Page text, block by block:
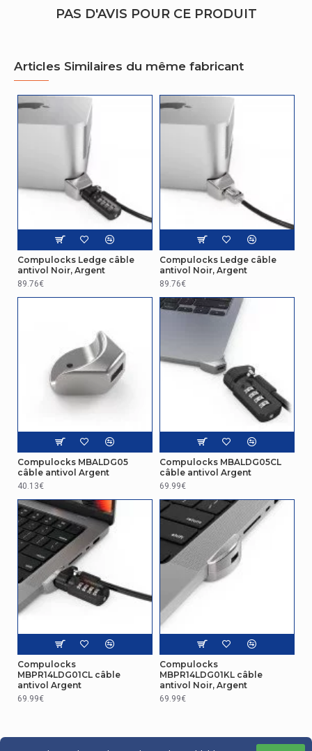
PAS D'AVIS POUR CE PRODUIT
Articles Similaires du même fabricant
Compulocks Ledge câble
antivol Noir, Argent
89.76€
Compulocks Ledge câble
antivol Noir, Argent
89.76€
Compulocks MBALDG05
câble antivol Argent
40.13€
Compulocks MBALDG05CL
câble antivol Argent
69.99€
Compulocks
MBPR14LDG01CL câble
antivol Argent
69.99€
Compulocks
MBPR14LDG01KL câble
antivol Noir, Argent
69.99€